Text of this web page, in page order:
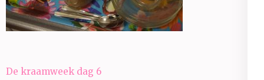
Bericht
De kraamweek dag 6